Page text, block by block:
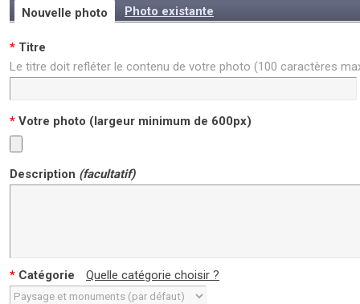
Nouvelle photo Photo existante
* Titre
Le titre doit refléter le contenu de votre photo (100 caractères
* Votre photo (largeur minimum de 600px)
Description (facultatif)
* Catégorie Quelle catégorie choisir ?